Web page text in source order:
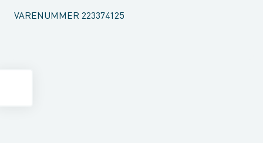
VARENUMMER 223374125